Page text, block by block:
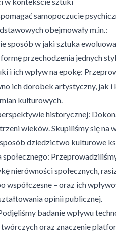
samopoczucie
obejmowały m.in.:
sposób w jaki sztuka
przechodzenia jednych
i ich wpływ na epokę:
ich dorobek artystyczny,
kulturowych.
historycznej:
wieków. Skupiliśmy się
dziedzictwo kulturowe
nierówności społecznych,
współczesne – oraz ich
opinii publicznej.
badanie wpływu
oraz znaczenie